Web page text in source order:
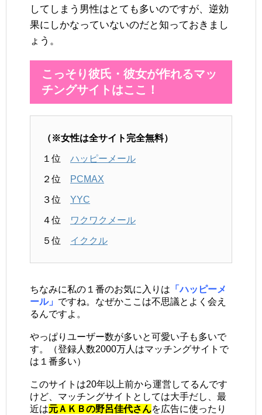
してしまう男性はとても多いのですが、逆効
果にしかなっていないのだと知っておきまし
ょう。
こっそり彼氏・彼女が作れるマッ
チングサイトはここ！
（※女性は全サイト完全無料）
１位 ハッピーメール
２位 PCMAX
３位 YYC
４位 ワクワクメール
５位 イククル
ちなみに私の１番のお気に入りは 「ハッピーメ
ール」 ですね。なぜかここは不思議とよく会え
るんですよ。
やっぱりユーザー数が多いと可愛い子も多いで
す。（登録人数2000万人はマッチングサイトで
は１番多い）
このサイトは20年以上前から運営してるんです
けど、マッチングサイトとしては大手だし、最
近は元ＡＫＢの野呂佳代さんを広告に使ったり